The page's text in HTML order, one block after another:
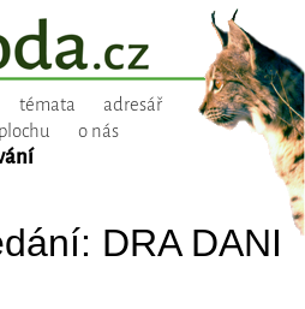
témata
adresář
o nás
DRA DANI